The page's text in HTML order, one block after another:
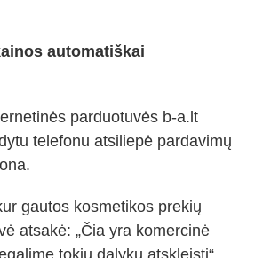
automatiškai
parduotuvės b-a.lt
telefonu atsiliepė pardavimų
gautos kosmetikos prekių
atsakė: „Čia yra komercinė
tokių dalykų atskleisti“.